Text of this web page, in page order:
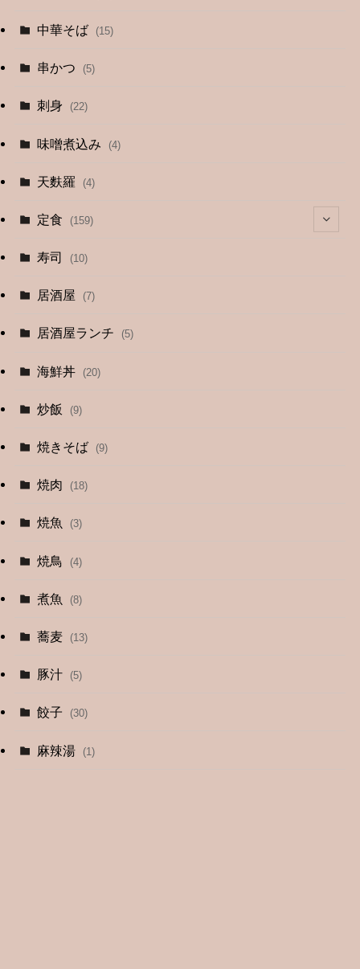
中華そば (15)
串かつ (5)
刺身 (22)
味噌煮込み (4)
天麩羅 (4)
定食 (159)
(4)
(9)
(13)
(4)
寿司 (10)
居酒屋 (7)
居酒屋ランチ (5)
海鮮丼 (20)
炒飯 (9)
焼きそば (9)
焼肉 (18)
焼魚 (3)
焼鳥 (4)
煮魚 (8)
蕎麦 (13)
豚汁 (5)
餃子 (30)
麻辣湯 (1)